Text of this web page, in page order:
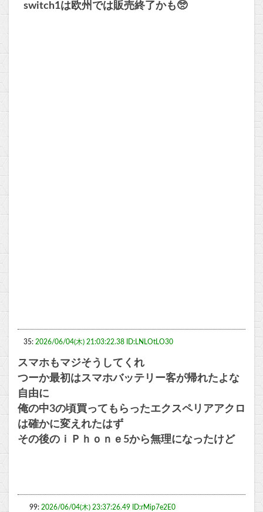
switch1は欧州では販売終了かも🥺
35: 2026/06/04(木) 21:03:22.38 ID:LNLOtLO30
スマホもマジそうしてくれ
つーか最初はスマホバッテリー客が帰れたよな
自由に
俺の中3の頃買ってもらったエクスペリアアクロ
は確かに変えれたはず
その後のｉＰｈｏｎｅ5から無理になったけど
99: 2026/06/04(木) 23:37:26.49 ID:rMip7e2E0